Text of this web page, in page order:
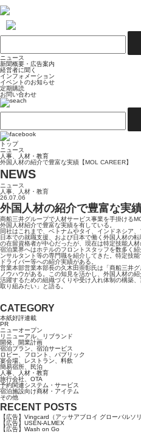
ニュース
新聞概要・広告案内
経営者に聞く
インフォメーション
イベントのお知らせ
定期購読
お問い合わせ
トップ
ニュース
人事、人材・教育
外国人材の紹介で豊富な実績【MOL CAREER】
NEWS
ニュース
人事、人材・教育
26.07.06
外国人材の紹介で豊富な実
商船三井グループで人材サービス事業を手掛ける
外国人材紹介で豊富な実績を有している。
同社はこれまで、ベトナムやタイ、インドネシア
日本での就職支援、および日本で働く外国人材の
の在留資格者が中心だったが、現在は特定技能人材
宿泊業界へはホテルのフロントスタッフを数多く
ンサルタント等の専門職を紹介してきた。特定技
ドライバー等への紹介実績がある。
営業本部営業本部長の久木田崇彰氏は「商船三井
ノウハウがある。この知見を活かし、外国人材の
活躍するための組織づくりや受け入れ体制の構築
取り組みたい」と語る。
CATEGORY
本紙好評連載
PR
ニューオープン
リニューアル、リブランド
開発、開業計画
宿泊プラン、宿泊サービス
ロビー、フロント、パブリック
宴会場、レストラン、料飲
簡易宿所、民泊
人事、人材・教育
旅行会社、OTA
予約関連システム・サービス
宿泊施設向け商材・アイテム
その他
RECENT POSTS
【広告】Vingcard（アッサアブロイ グローバルソ
【広告】USEN-ALMEX
【広告】Wash on Go